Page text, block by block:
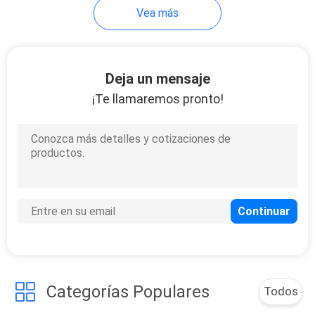
Vea más
Deja un mensaje
¡Te llamaremos pronto!
Categorías Populares Todos